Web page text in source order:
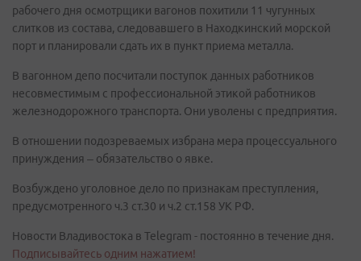
рабочего дня осмотрщики вагонов похитили 11 чугунных
слитков из состава, следовавшего в Находкинский морской
порт и планировали сдать их в пункт приема металла.
В вагонном депо посчитали поступок данных работников
несовместимым с профессиональной этикой работников
железнодорожного транспорта. Они уволены с предприятия.
В отношении подозреваемых избрана мера процессуального
принуждения – обязательство о явке.
Возбуждено уголовное дело по признакам преступления,
предусмотренного ч.3 ст.30 и ч.2 ст.158 УК РФ.
Новости Владивостока в Telegram - постоянно в течение дня.
Подписывайтесь одним нажатием!